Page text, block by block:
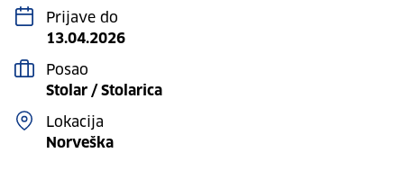
Prijave do
13.04.2026
Posao
Stolar / Stolarica
Lokacija
Norveška